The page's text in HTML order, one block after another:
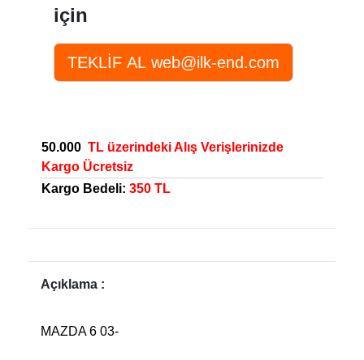
için
50.000 TL üzerindeki Alış Verişlerinizde
Kargo Ücretsiz
Kargo Bedeli: 350 TL
Açıklama :
MAZDA 6 03-